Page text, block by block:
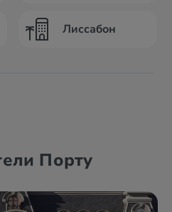
Лиссабон
Порту